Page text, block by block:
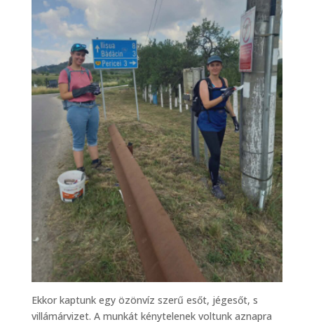
Ekkor kaptunk egy özönvíz szerű esőt, jégesőt, s
villámárvizet. A munkát kénytelenek voltunk aznapra